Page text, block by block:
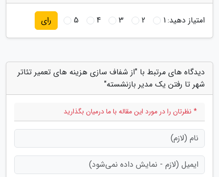
امتیاز دهید:1
2
3
4
5 رای
دیدگاه های مرتبط با "از شفاف سازی هزینه های تعمیر تئاتر
شهر تا رفتن یک مدیر بازنشسته"
* نظرتان را در مورد این مقاله با ما درمیان بگذارید